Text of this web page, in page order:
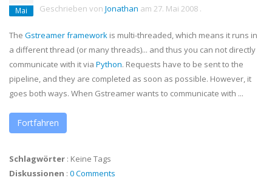
Mai Geschrieben von Jonathan am 27. Mai 2008 .
The Gstreamerframework is multi-threaded, which means it runs in
a different thread (or many threads)... and thus you can not directly
communicate with it via Python. Requests have to be sent to the
pipeline, and they are completed as soon as possible. However, it
goes both ways. When Gstreamerwants to communicate with ...
Fortfahren
Schlagwörter : Keine Tags
Diskussionen : 0 Comments